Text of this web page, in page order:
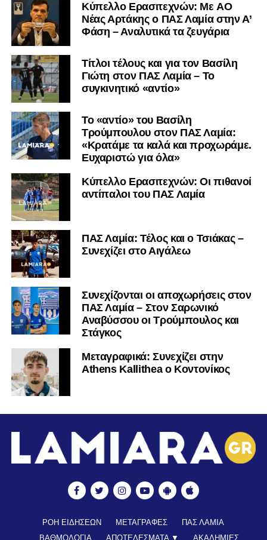
Kύπελλο Ερασιτεχνών: Με AO
Nέας Αρτάκης ο ΠΑΣ Λαμία στην Α’
Φάση – Αναλυτικά τα ζευγάρια
Τίτλοι τέλους και για τον Βασίλη
Γιώτη στον ΠΑΣ Λαμία – Το
συγκινητικό «αντίο»
Το «αντίο» του Βασίλη
Τρούμπουλου στον ΠΑΣ Λαμία:
«Κρατάμε τα καλά και προχωράμε.
Ευχαριστώ για όλα»
Κύπελλο Ερασιτεχνών: Οι πιθανοί
αντίπαλοι του ΠΑΣ Λαμία
ΠΑΣ Λαμία: Τέλος και ο Τσιάκας –
Συνεχίζει στο Αιγάλεω
Συνεχίζονται οι αποχωρήσεις στον
ΠΑΣ Λαμία – Στον Σαρωνικό
Αναβύσσου οι Τρούμπουλος και
Στάγκος
Mεταγραφικά: Συνεχίζει στην
Athens Kallithea ο Κοντονίκος
ΡΟΗ ΕΙΔΗΣΕΩΝ ΜΕΤΑΓΡΑΦΕΣ
ΠΑΣ ΛΑΜΙΑ
ΒΑΘΜΟΛΟΓΙΑ
ΑΠΟΤΕΛΕΣΜΑΤΑ ▼ ΑΚΑΔΗΜΙΕΣ